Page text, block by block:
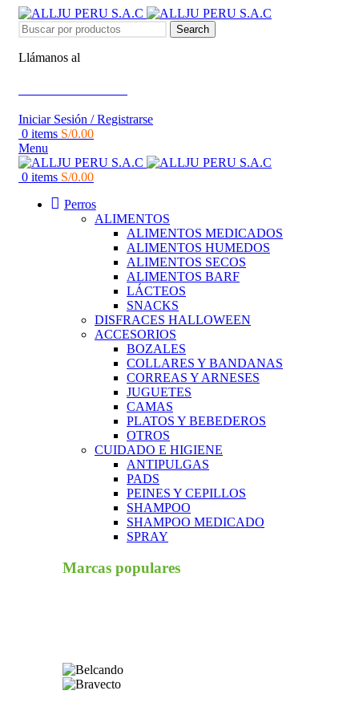
Search
Llámanos al
Iniciar Sesión / Registrarse
0 items S/0.00
Menu
0 items S/0.00
Perros
ALIMENTOS
ALIMENTOS MEDICADOS
ALIMENTOS HUMEDOS
ALIMENTOS SECOS
ALIMENTOS BARF
LÁCTEOS
SNACKS
DISFRACES HALLOWEEN
ACCESORIOS
BOZALES
COLLARES Y BANDANAS
CORREAS Y ARNESES
JUGUETES
CAMAS
PLATOS Y BEBEDEROS
OTROS
CUIDADO E HIGIENE
ANTIPULGAS
PADS
PEINES Y CEPILLOS
SHAMPOO
SHAMPOO MEDICADO
SPRAY
Marcas populares